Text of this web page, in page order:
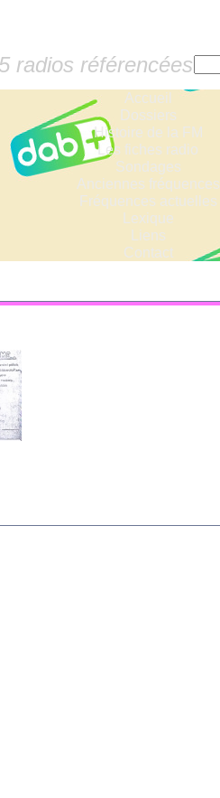
radios référencées
Accueil
Dossiers
Histoire de la FM
Les fiches radio
Sondages
Anciennes fréquences
Fréquences actuelles
Lexique
Liens
Contact